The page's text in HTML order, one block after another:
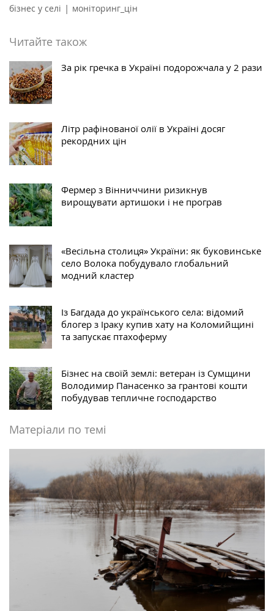
бізнес у селі | моніторинг_цін
Читайте також
За рік гречка в Україні подорожчала у 2 рази
Літр рафінованої олії в Україні досяг
рекордних цін
Фермер з Вінниччини ризикнув
вирощувати артишоки і не програв
«Весільна столиця» України: як буковинське
село Волока побудувало глобальний
модний кластер
Із Багдада до українського села: відомий
блогер з Іраку купив хату на Коломийщині
та запускає птахоферму
Бізнес на своїй землі: ветеран із Сумщини
Володимир Панасенко за грантові кошти
побудував тепличне господарство
Матеріали по темі